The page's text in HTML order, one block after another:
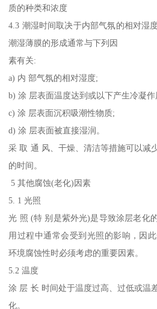
质的种类和浓度
4.3 潮湿时间取决于内部气氛的相对湿
潮湿薄膜的形成通常与下列因
素有关:
a) 内 部气氛的相对湿度;
b) 涂 层表面温度达到或以下产生冷凝作
c) 涂 层表面沉积吸潮性物质;
d) 涂 层表面被直接湿润。
采 取 通 风、干燥、清洁等措施可以减
的时间。
5 其他腐蚀(老化)因素
5. 1 光照
光 照 (特 别是紫外光)是导致涂层老化
用过程中通常会受到光照的影响，因
环境腐蚀性时必须考虑的重要因素。
5.2 温度
涂 层 长 时间处于温度过高、过低或温
化。